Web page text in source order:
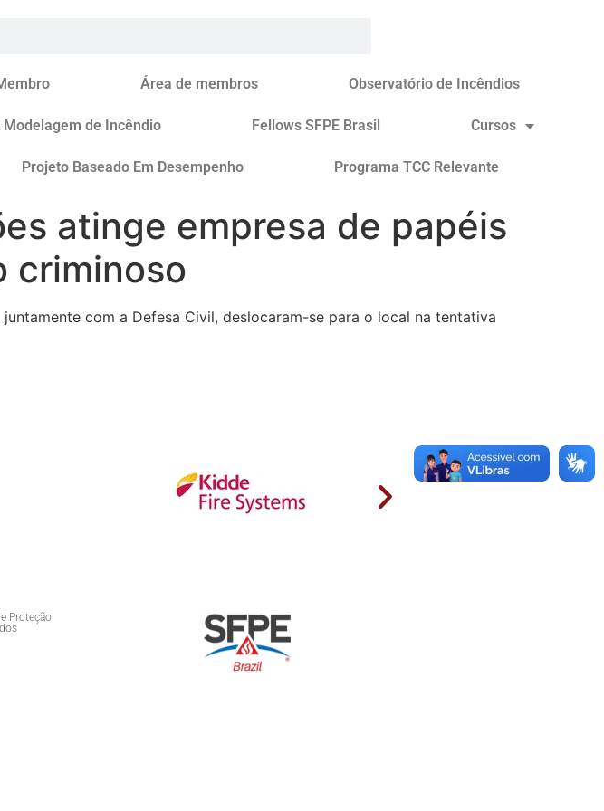
Área de membros Observatório de Incêndios
Modelagem de Incêndio Fellows SFPE Brasil Cursos
Projeto Baseado Em Desempenho Programa TCC Relevante
atinge empresa de papéis
criminoso
com a Defesa Civil, deslocaram-se para o local na tentativa
Proteção